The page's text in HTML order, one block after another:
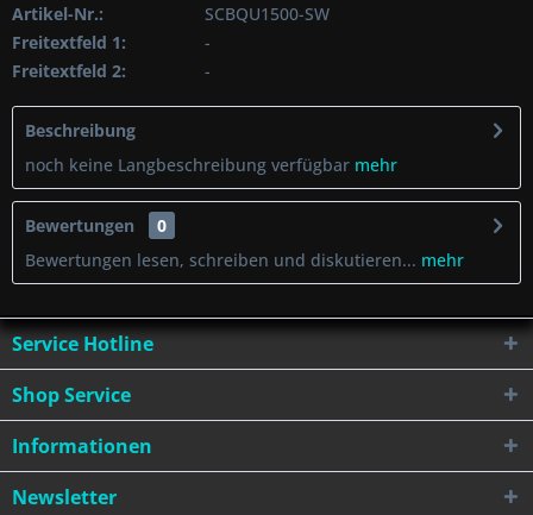
Artikel-Nr.:
SCBQU1500-SW
Freitextfeld 1:
-
Freitextfeld 2:
-
Beschreibung
noch keine Langbeschreibung verfügbar mehr
Bewertungen
0
Bewertungen lesen, schreiben und diskutieren... mehr
Service Hotline
Shop Service
Informationen
Newsletter